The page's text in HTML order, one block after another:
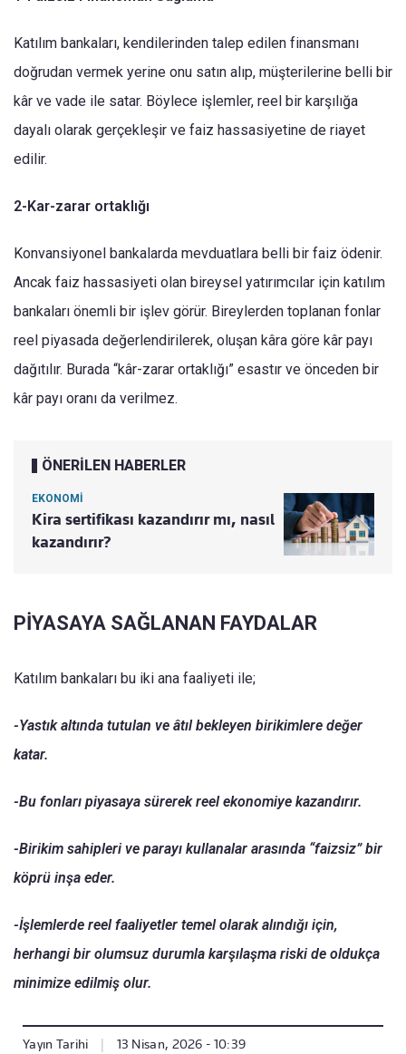
Katılım bankaları, kendilerinden talep edilen finansmanı
doğrudan vermek yerine onu satın alıp, müşterilerine belli bir
kâr ve vade ile satar. Böylece işlemler, reel bir karşılığa
dayalı olarak gerçekleşir ve faiz hassasiyetine de riayet
edilir.
2-Kar-zarar ortaklığı
Konvansiyonel bankalarda mevduatlara belli bir faiz ödenir.
Ancak faiz hassasiyeti olan bireysel yatırımcılar için katılım
bankaları önemli bir işlev görür. Bireylerden toplanan fonlar
reel piyasada değerlendirilerek, oluşan kâra göre kâr payı
dağıtılır. Burada “kâr-zarar ortaklığı” esastır ve önceden bir
kâr payı oranı da verilmez.
ÖNERİLEN HABERLER
EKONOMİ
Kira sertifikası kazandırır mı, nasıl
kazandırır?
PİYASAYA SAĞLANAN FAYDALAR
Katılım bankaları bu iki ana faaliyeti ile;
-Yastık altında tutulan ve âtıl bekleyen birikimlere değer
katar.
-Bu fonları piyasaya sürerek reel ekonomiye kazandırır.
-Birikim sahipleri ve parayı kullanalar arasında “faizsiz” bir
köprü inşa eder.
-İşlemlerde reel faaliyetler temel olarak alındığı için,
herhangi bir olumsuz durumla karşılaşma riski de oldukça
minimize edilmiş olur.
Yayın Tarihi 13 Nisan, 2026 - 10:39